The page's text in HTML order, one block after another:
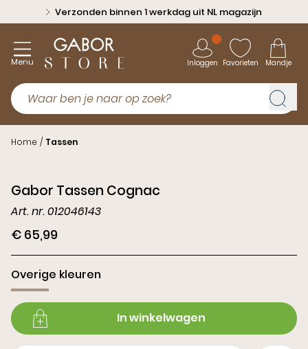
Verzonden binnen 1 werkdag uit NL magazijn
Menu Inloggen Favorieten Mandje
Home / Tassen
Gabor Tassen Cognac
Art. nr. 012046143
€ 65,99
Overige kleuren
In winkelwagen